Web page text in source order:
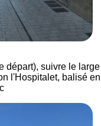
départ), suivre le large
l'Hospitalet, balisé en